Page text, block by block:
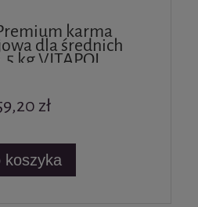
karma
dla średnich
kg VITAPOL
zł
koszyka